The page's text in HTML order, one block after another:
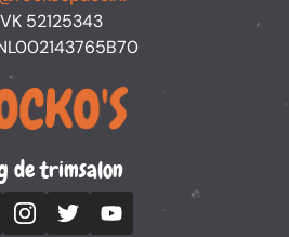
52125343
de trimsalon